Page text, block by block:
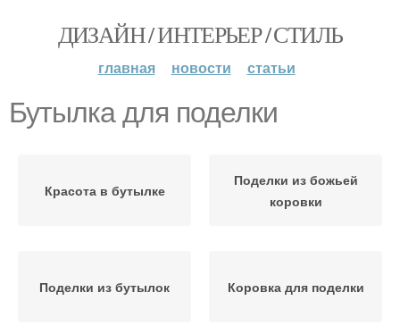
ДИЗАЙН / ИНТЕРЬЕР / СТИЛЬ
главная новости статьи
Бутылка для поделки
Красота в бутылке
Поделки из божьей
коровки
Поделки из бутылок Коровка для поделки